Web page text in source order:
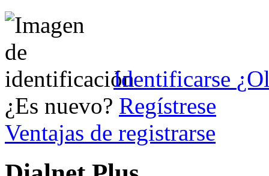
Identificarse
¿Es nuevo? Regístrese
Ventajas de registrarse